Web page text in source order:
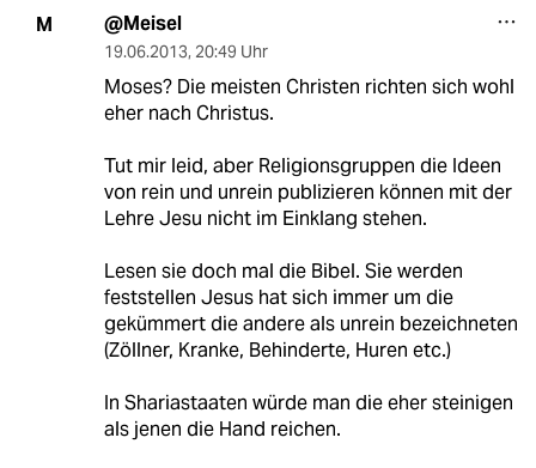
M @Meisel
19.06.2013, 20:49 Uhr
Moses? Die meisten Christen richten sich wohl
eher nach Christus.
Tut mir leid, aber Religionsgruppen die Ideen
von rein und unrein publizieren können mit der
Lehre Jesu nicht im Einklang stehen.
Lesen sie doch mal die Bibel. Sie werden
feststellen Jesus hat sich immer um die
gekümmert die andere als unrein bezeichneten
(Zöllner, Kranke, Behinderte, Huren etc.)
In Shariastaaten würde man die eher steinigen
als jenen die Hand reichen.